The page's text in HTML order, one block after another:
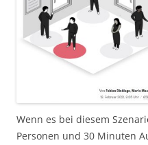
Wenn es bei diesem
Personen und 30 Minuten